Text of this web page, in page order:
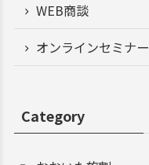
WEB商談
オンラインセミナー
Category